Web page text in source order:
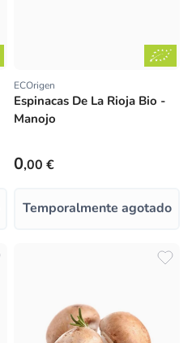
Proveedor:
ECOrigen
Espinacas De La Rioja Bio -
Manojo
Precio habitual
0,00 €
Temporalmente agotado